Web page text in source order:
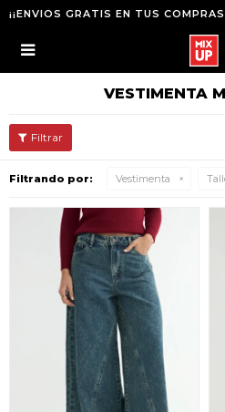
¡¡ENVIOS GRATIS EN TUS

VESTIMENTA
Filtrando por: Vestimenta